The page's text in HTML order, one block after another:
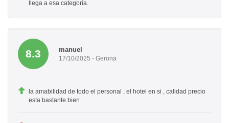
llega a esa categoría.
8.3 manuel
17/10/2025 - Gerona
la amabilidad de todo el personal , el hotel en si , calidad precio
esta bastante bien